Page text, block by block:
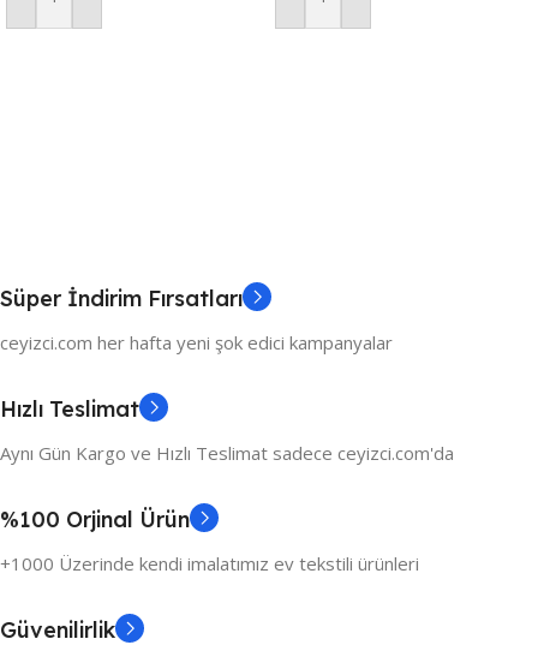
Sepete Ekle Sepete Ekle
Süper İndirim Fırsatları
ceyizci.com her hafta yeni şok edici kampanyalar
Hızlı Teslimat
Aynı Gün Kargo ve Hızlı Teslimat sadece ceyizci.com'da
%100 Orjinal Ürün
+1000 Üzerinde kendi imalatımız ev tekstili ürünleri
Güvenilirlik